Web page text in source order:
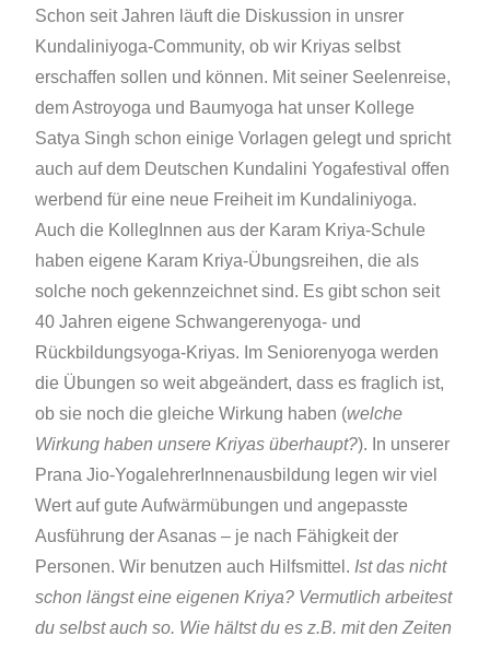
Schon seit Jahren läuft die Diskussion in unsrer
Kundaliniyoga-Community, ob wir Kriyas selbst
erschaffen sollen und können. Mit seiner Seelenreise,
dem Astroyoga und Baumyoga hat unser Kollege
Satya Singh schon einige Vorlagen gelegt und spricht
auch auf dem Deutschen Kundalini Yogafestival offen
werbend für eine neue Freiheit im Kundaliniyoga.
Auch die KollegInnen aus der Karam Kriya-Schule
haben eigene Karam Kriya-Übungsreihen, die als
solche noch gekennzeichnet sind. Es gibt schon seit
40 Jahren eigene Schwangerenyoga- und
Rückbildungsyoga-Kriyas. Im Seniorenyoga werden
die Übungen so weit abgeändert, dass es fraglich ist,
ob sie noch die gleiche Wirkung haben (welche
Wirkung haben unsere Kriyas überhaupt?). In unserer
Prana Jio-YogalehrerInnenausbildung legen wir viel
Wert auf gute Aufwärmübungen und angepasste
Ausführung der Asanas – je nach Fähigkeit der
Personen. Wir benutzen auch Hilfsmittel. Ist das nicht
schon längst eine eigenen Kriya? Vermutlich arbeitest
du selbst auch so. Wie hältst du es z.B. mit den Zeiten